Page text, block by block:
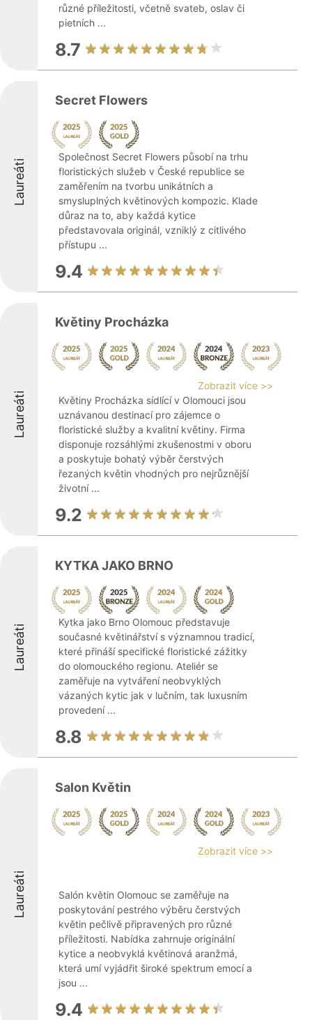
různé příležitosti, včetně svateb, oslav či
pietních ...
8.7
Laureáti
Secret Flowers
Společnost Secret Flowers působí na trhu
floristických služeb v České republice se
zaměřením na tvorbu unikátních a
smysluplných květinových kompozic. Klade
důraz na to, aby každá kytice
představovala originál, vzniklý z citlivého
přístupu ...
9.4
Laureáti
Květiny Procházka
Zobrazit více >>
Květiny Procházka sídlící v Olomouci jsou
uznávanou destinací pro zájemce o
floristické služby a kvalitní květiny. Firma
disponuje rozsáhlými zkušenostmi v oboru
a poskytuje bohatý výběr čerstvých
řezaných květin vhodných pro nejrůznější
životní ...
9.2
Laureáti
KYTKA JAKO BRNO
Kytka jako Brno Olomouc představuje
současné květinářství s významnou tradicí,
které přináší specifické floristické zážitky
do olomouckého regionu. Ateliér se
zaměřuje na vytváření neobvyklých
vázaných kytic jak v lučním, tak luxusním
provedení ...
8.8
Laureáti
Salon Květin
Zobrazit více >>
Salón květin Olomouc se zaměřuje na
poskytování pestrého výběru čerstvých
květin pečlivě připravených pro různé
příležitosti. Nabídka zahrnuje originální
kytice a neobvyklá květinová aranžmá,
která umí vyjádřit široké spektrum emocí a
jsou ...
9.4